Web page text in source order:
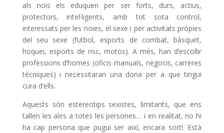
als nois els eduquen per ser forts, durs, actius,
protectors, intel·ligents, amb tot sota control,
interessats per les noies, el sexe i per activitats pròpies
del seu sexe (futbol, esports de combat, bàsquet,
hoquei, esports de risc, motos). A més, han d’escollir
professions d’homes (oficis manuals, negocis, carreres
tècniques) i necessitaran una dona per a que tingui
cura d’ells.
Aquests són estereotips sexistes, limitants, que ens
tallen les ales a totes les persones… i en realitat, no hi
ha cap persona que pugui ser així, encara sort!. Està